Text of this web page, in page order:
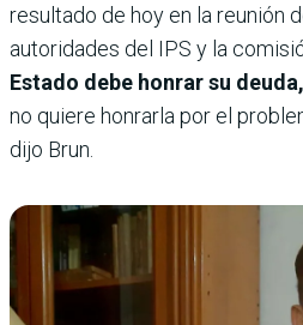
resultado de hoy en la reunión
autoridades del IPS y la
Estado debe honrar su deuda,
no quiere honrarla por el
dijo Brun.